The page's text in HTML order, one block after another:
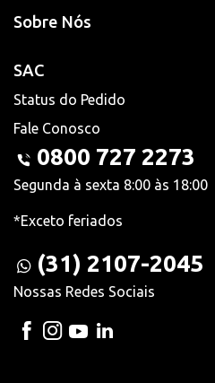
Sobre Nós
SAC
Status do Pedido
Fale Conosco
0800 727 2273
Segunda à sexta 8:00 às 18:00
*Exceto feriados
(31) 2107-2045
Nossas Redes Sociais